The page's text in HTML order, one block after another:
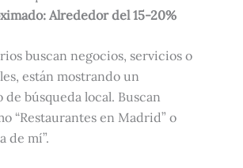
Alrededor del 15-20%
buscan negocios, servicios o
están mostrando un
búsqueda local. Buscan
“Restaurantes en Madrid” o
de mí”.